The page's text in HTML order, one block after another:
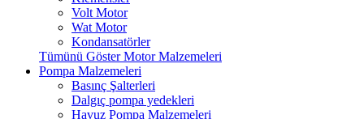
Volt Motor
Wat Motor
Kondansatörler
Tümünü Göster Motor Malzemeleri
Pompa Malzemeleri
Basınç Şalterleri
Dalgıç pompa yedekleri
Havuz Pompa Malzemeleri